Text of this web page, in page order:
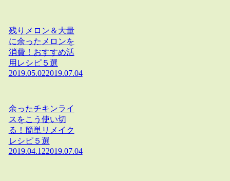
残りメロン＆大量
に余ったメロンを
消費！おすすめ活
用レシピ５選
2019.05.022019.07.04
余ったチキンライ
スをこう使い切
る！簡単リメイク
レシピ５選
2019.04.122019.07.04